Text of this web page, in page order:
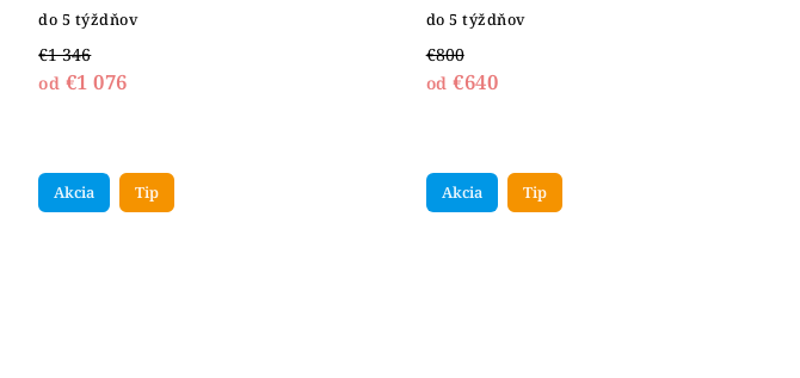
do 5 týždňov
€1 346
od €1 076
do 5 týždňov
€800
od €640
Akcia Tip Akcia Tip